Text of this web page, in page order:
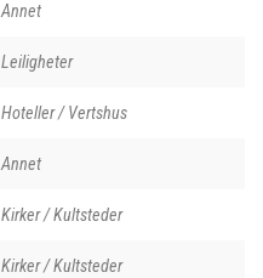
Annet
Leiligheter
Hoteller / Vertshus
Annet
Kirker / Kultsteder
Kirker / Kultsteder